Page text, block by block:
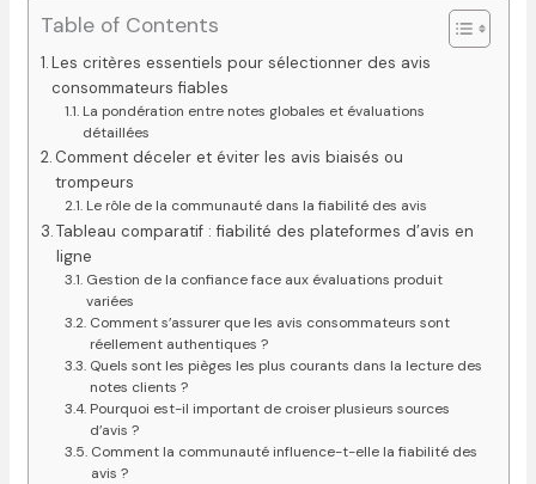
Table of Contents
Les critères essentiels pour sélectionner des avis
consommateurs fiables
La pondération entre notes globales et évaluations
détaillées
Comment déceler et éviter les avis biaisés ou
trompeurs
Le rôle de la communauté dans la fiabilité des avis
Tableau comparatif : fiabilité des plateformes d’avis en
ligne
Gestion de la confiance face aux évaluations produit
variées
Comment s’assurer que les avis consommateurs sont
réellement authentiques ?
Quels sont les pièges les plus courants dans la lecture des
notes clients ?
Pourquoi est-il important de croiser plusieurs sources
d’avis ?
Comment la communauté influence-t-elle la fiabilité des
avis ?